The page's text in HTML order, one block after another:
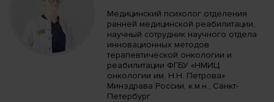
Медицинский психолог отделения
ранней медицинской реабилитации,
научный сотрудник научного отдела
инновационных методов
терапевтической онкологии и
реабилитации ФГБУ «НМИЦ
онкологии им. Н.Н. Петрова»
Минздрава России, к.м.н., Санкт-
Петербург